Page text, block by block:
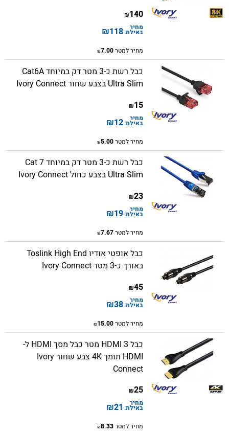
140
₪
מחיר
באילת:118
₪
מחיר למטר7.00
₪
כבל רשת כ-3 מטר דק במיוחד Cat6A
Ultra Slim בצבע שחור Ivory Connect
15
₪
מחיר
באילת:12
₪
מחיר למטר5.00
₪
כבל רשת כ-3 מטר דק במיוחד Cat 7
Ultra Slim בצבע כחול Ivory Connect
23
₪
מחיר
באילת:19
₪
מחיר למטר7.67
₪
כבל אופטי אודיו Toslink High End
באורך כ-3 מטר Ivory Connect
45
₪
מחיר
באילת:38
₪
מחיר למטר15.00
₪
כבל HDMI 3 מטר​ כבל מסך HDMI ל-
HDMI תומך 4K צבע שחור Ivory
Connect
25
₪
מחיר
באילת: 21
₪
מחיר למטר8.33
₪